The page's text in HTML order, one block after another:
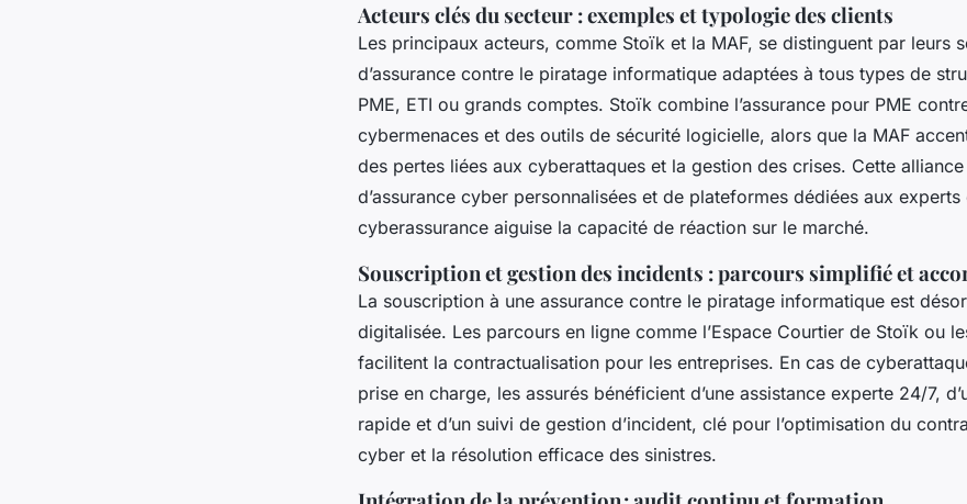
Acteurs clés du secteur : exemples et typologie des clients
Les principaux acteurs, comme Stoïk et la MAF, se distinguent par leurs
d’assurance contre le piratage informatique adaptées à tous types de
PME, ETI ou grands comptes. Stoïk combine l’assurance pour PME
cybermenaces et des outils de sécurité logicielle, alors que la MAF
des pertes liées aux cyberattaques et la gestion des crises. Cette
d’assurance cyber personnalisées et de plateformes dédiées aux experts
cyberassurance aiguise la capacité de réaction sur le marché.
Souscription et gestion des incidents : parcours simplifié et
La souscription à une assurance contre le piratage informatique est
digitalisée. Les parcours en ligne comme l’Espace Courtier de Stoïk ou
facilitent la contractualisation pour les entreprises. En cas de
prise en charge, les assurés bénéficient d’une assistance experte 24/7,
rapide et d’un suivi de gestion d’incident, clé pour l’optimisation du
cyber et la résolution efficace des sinistres.